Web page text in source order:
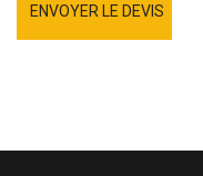
ENVOYER LE DEVIS